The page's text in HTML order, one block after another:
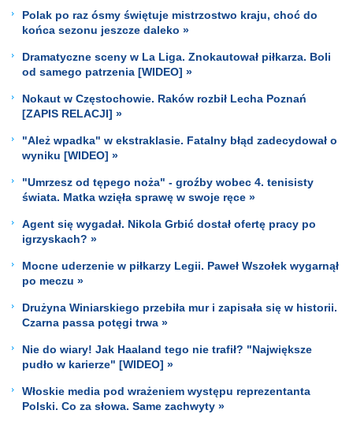
Polak po raz ósmy świętuje mistrzostwo kraju, choć do
końca sezonu jeszcze daleko »
Dramatyczne sceny w La Liga. Znokautował piłkarza. Boli
od samego patrzenia [WIDEO] »
Nokaut w Częstochowie. Raków rozbił Lecha Poznań
[ZAPIS RELACJI] »
"Ależ wpadka" w ekstraklasie. Fatalny błąd zadecydował o
wyniku [WIDEO] »
"Umrzesz od tępego noża" - groźby wobec 4. tenisisty
świata. Matka wzięła sprawę w swoje ręce »
Agent się wygadał. Nikola Grbić dostał ofertę pracy po
igrzyskach? »
Mocne uderzenie w piłkarzy Legii. Paweł Wszołek wygarnął
po meczu »
Drużyna Winiarskiego przebiła mur i zapisała się w historii.
Czarna passa potęgi trwa »
Nie do wiary! Jak Haaland tego nie trafił? "Największe
pudło w karierze" [WIDEO] »
Włoskie media pod wrażeniem występu reprezentanta
Polski. Co za słowa. Same zachwyty »